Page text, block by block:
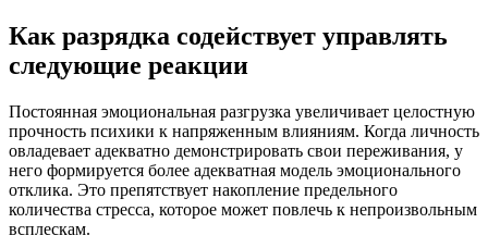
Как разрядка содействует управлять
следующие реакции
Постоянная эмоциональная разгрузка увеличивает целостную
прочность психики к напряженным влияниям. Когда личность
овладевает адекватно демонстрировать свои переживания, у
него формируется более адекватная модель эмоционального
отклика. Это препятствует накопление предельного
количества стресса, которое может повлечь к непроизвольным
всплескам.